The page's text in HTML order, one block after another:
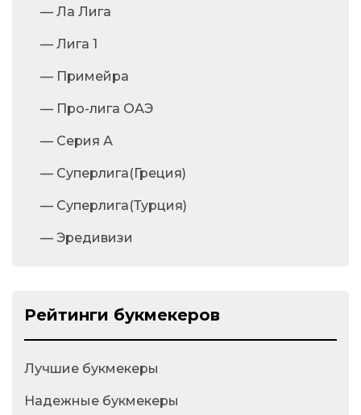
— Ла Лига
— Лига 1
— Примейра
— Про-лига ОАЭ
— Серия А
— Суперлига(Греция)
— Суперлига(Турция)
— Эредивизи
Рейтинги букмекеров
Лучшие букмекеры
Надежные букмекеры